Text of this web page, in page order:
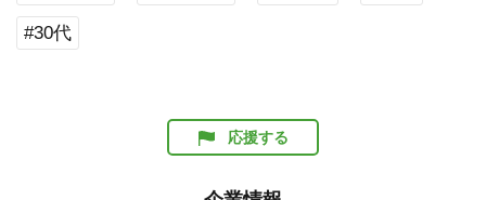
#30代
応援する